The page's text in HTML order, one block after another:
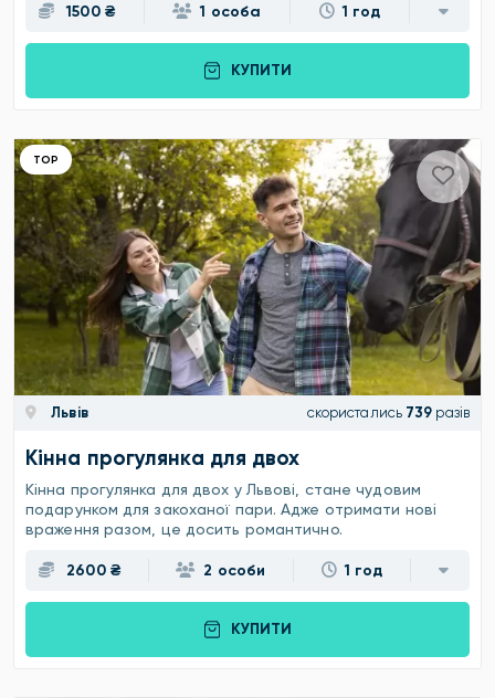
1500 ₴ 1 особа 1 год
КУПИТИ
ТОР
Львів скористались 739 разів
Кінна прогулянка для двох
Кінна прогулянка для двох у Львові, стане чудовим
подарунком для закоханої пари. Адже отримати нові
враження разом, це досить романтично.
2600 ₴ 2 особи 1 год
КУПИТИ